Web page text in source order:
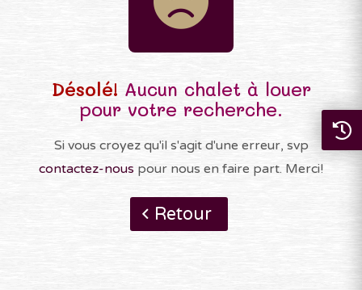
Désolé! Aucun chalet à louer
pour votre recherche.
Si vous croyez qu'il s'agit d'une erreur, svp
contactez-nous pour nous en faire part. Merci!
Retour